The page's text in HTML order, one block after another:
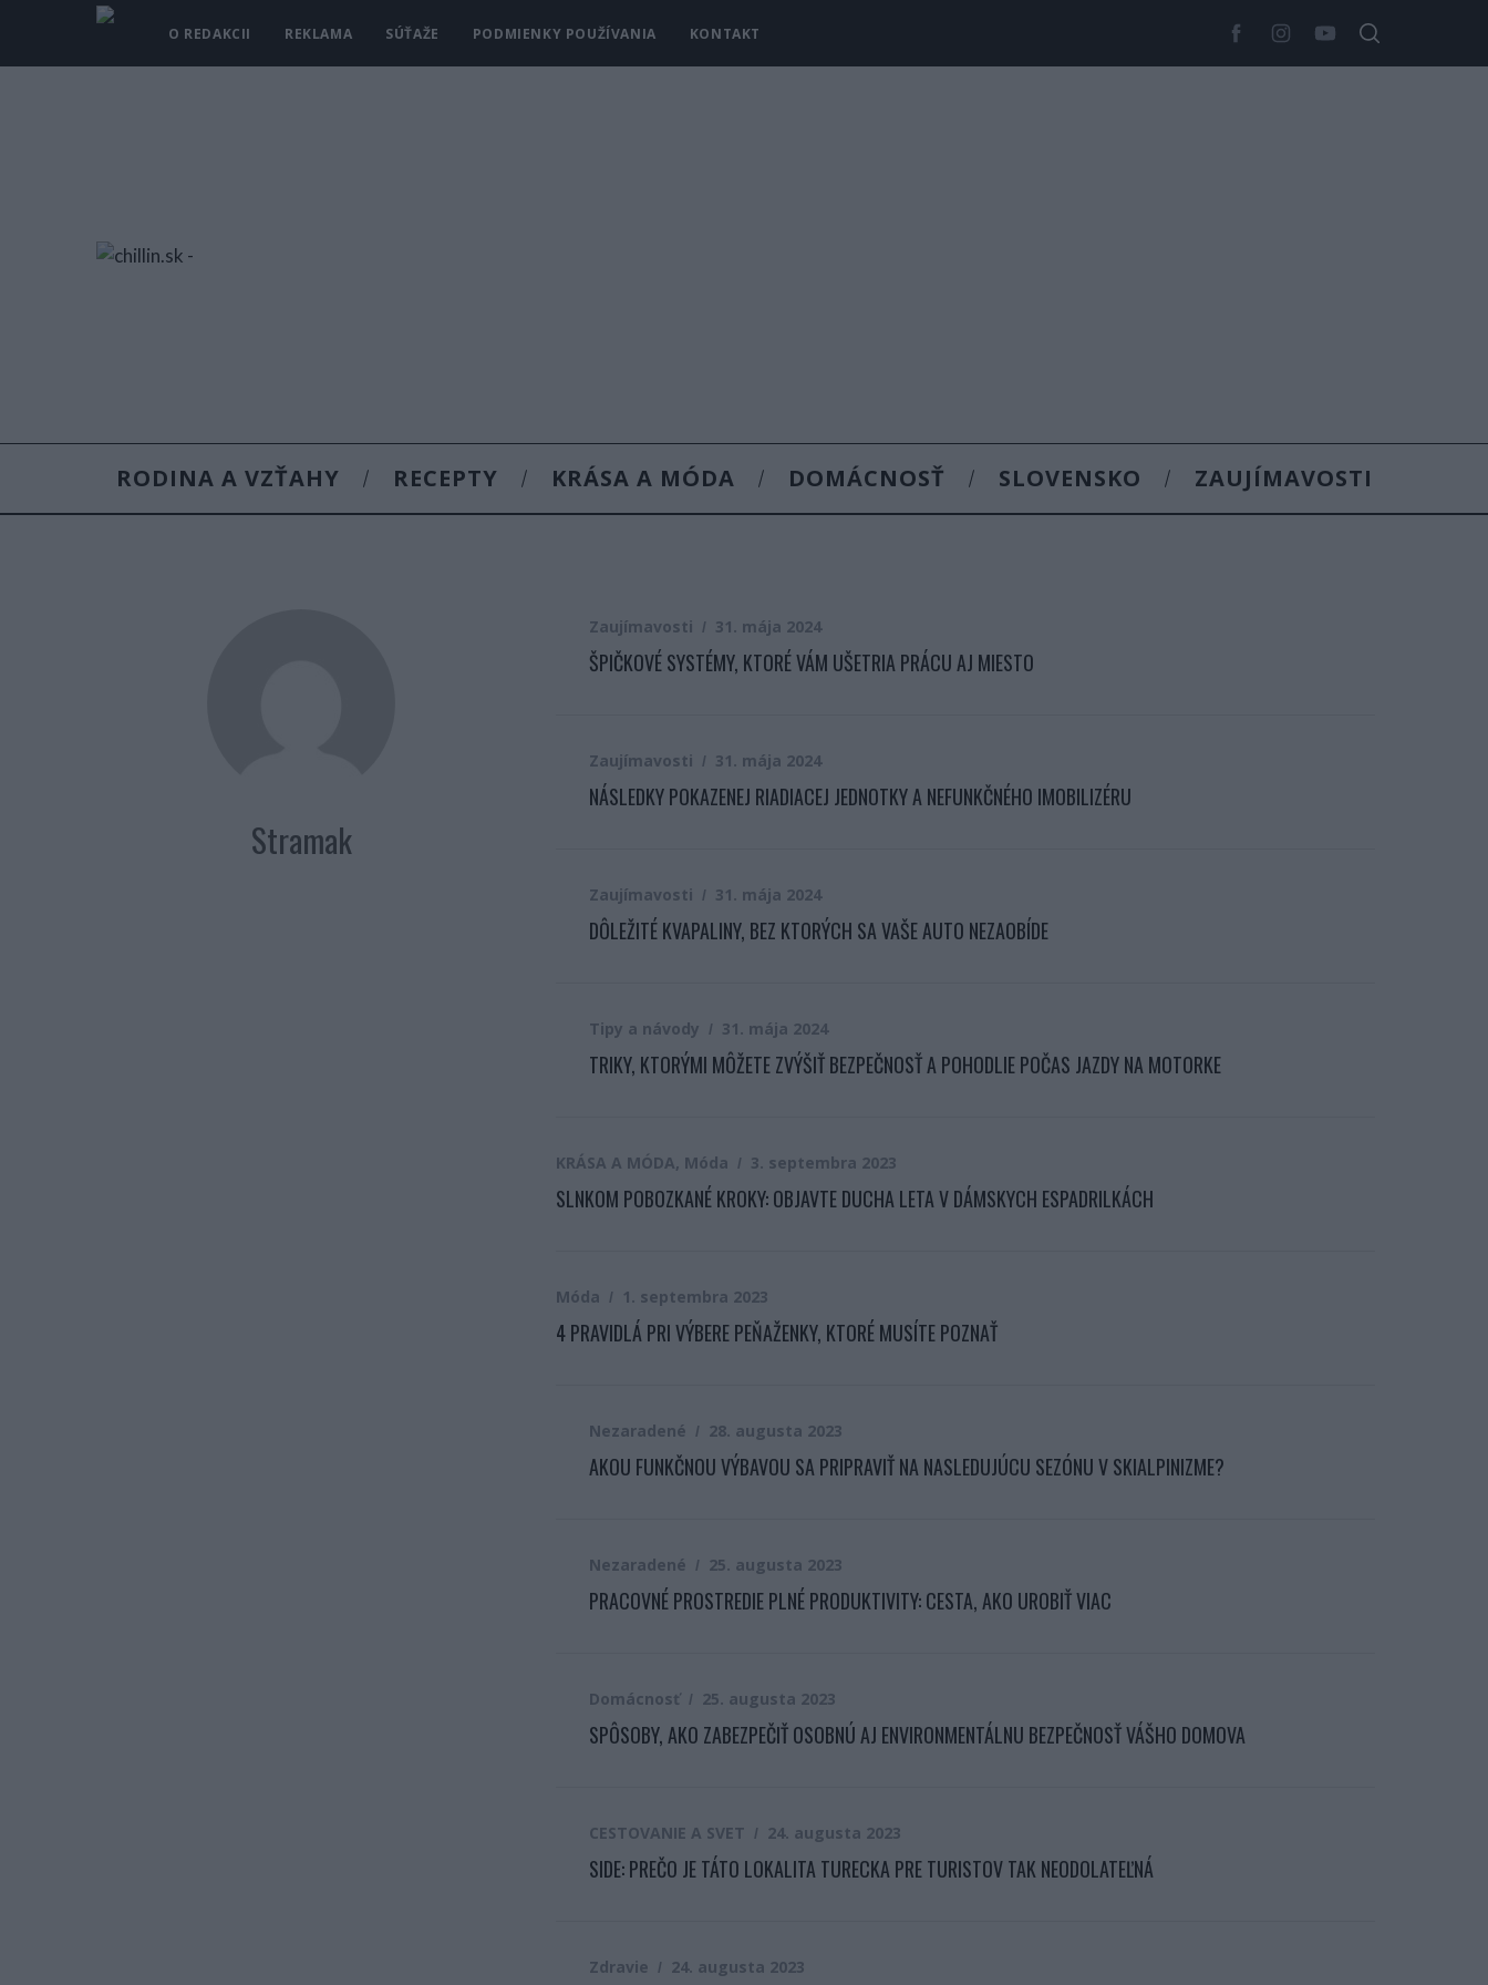
O REDAKCII REKLAMA SÚŤAŽE PODMIENKY POUŽÍVANIA KONTAKT
RODINA A VZŤAHY RECEPTY KRÁSA A MÓDA DOMÁCNOSŤ SLOVENSKO ZAUJÍMAVOSTI
Stramak
Zaujímavosti 31. mája 2024
ŠPIČKOVÉ SYSTÉMY, KTORÉ VÁM UŠETRIA PRÁCU AJ MIESTO
Zaujímavosti 31. mája 2024
NÁSLEDKY POKAZENEJ RIADIACEJ JEDNOTKY A NEFUNKČNÉHO IMOBILIZÉRU
Zaujímavosti 31. mája 2024
DÔLEŽITÉ KVAPALINY, BEZ KTORÝCH SA VAŠE AUTO NEZAOBÍDE
Tipy a návody 31. mája 2024
TRIKY, KTORÝMI MÔŽETE ZVÝŠIŤ BEZPEČNOSŤ A POHODLIE POČAS JAZDY NA MOTORKE
KRÁSA A MÓDA, Móda 3. septembra 2023
SLNKOM POBOZKANÉ KROKY: OBJAVTE DUCHA LETA V DÁMSKYCH ESPADRILKÁCH
Móda 1. septembra 2023
4 PRAVIDLÁ PRI VÝBERE PEŇAŽENKY, KTORÉ MUSÍTE POZNAŤ
Nezaradené 28. augusta 2023
AKOU FUNKČNOU VÝBAVOU SA PRIPRAVIŤ NA NASLEDUJÚCU SEZÓNU V SKIALPINIZME?
Nezaradené 25. augusta 2023
PRACOVNÉ PROSTREDIE PLNÉ PRODUKTIVITY: CESTA, AKO UROBIŤ VIAC
Domácnosť 25. augusta 2023
SPÔSOBY, AKO ZABEZPEČIŤ OSOBNÚ AJ ENVIRONMENTÁLNU BEZPEČNOSŤ VÁŠHO DOMOVA
CESTOVANIE A SVET 24. augusta 2023
SIDE: PREČO JE TÁTO LOKALITA TURECKA PRE TURISTOV TAK NEODOLATEĽNÁ
Zdravie 24. augusta 2023